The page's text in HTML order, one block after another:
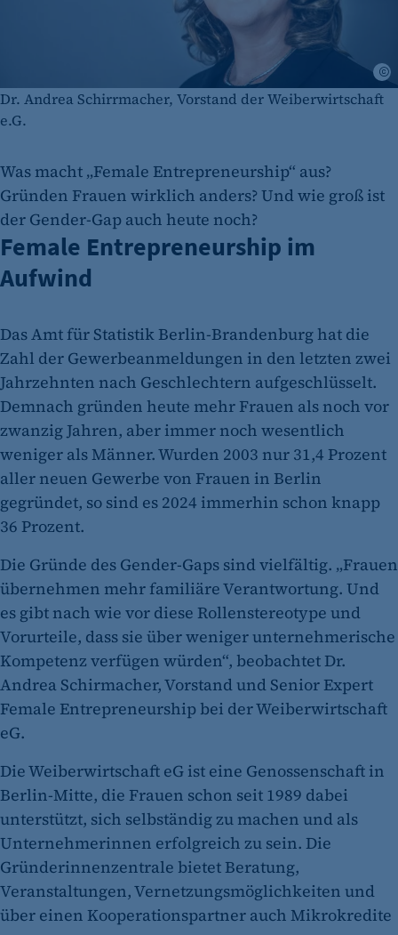
Dr. Andrea Schirrmacher, Vorstand der Weiberwirtschaft
e.G.
Was macht „Female Entrepreneurship“ aus?
Gründen Frauen wirklich anders? Und wie groß ist
der Gender-Gap auch heute noch?
Female Entrepreneurship im
Aufwind
Das Amt für Statistik Berlin-Brandenburg hat die
Zahl der Gewerbeanmeldungen in den letzten zwei
Jahrzehnten nach Geschlechtern aufgeschlüsselt.
Demnach gründen heute mehr Frauen als noch vor
zwanzig Jahren, aber immer noch wesentlich
weniger als Männer. Wurden 2003 nur 31,4 Prozent
aller neuen Gewerbe von Frauen in Berlin
gegründet, so sind es 2024 immerhin schon knapp
36 Prozent.
Die Gründe des Gender-Gaps sind vielfältig. „Frauen
übernehmen mehr familiäre Verantwortung. Und
es gibt nach wie vor diese Rollenstereotype und
Vorurteile, dass sie über weniger unternehmerische
Kompetenz verfügen würden“, beobachtet Dr.
Andrea Schirmacher, Vorstand und Senior Expert
Female Entrepreneurship bei der Weiberwirtschaft
eG.
Die Weiberwirtschaft eG ist eine Genossenschaft in
Berlin-Mitte, die Frauen schon seit 1989 dabei
unterstützt, sich selbständig zu machen und als
Unternehmerinnen erfolgreich zu sein. Die
Gründerinnenzentrale bietet Beratung,
Veranstaltungen, Vernetzungsmöglichkeiten und
über einen Kooperationspartner auch Mikrokredite